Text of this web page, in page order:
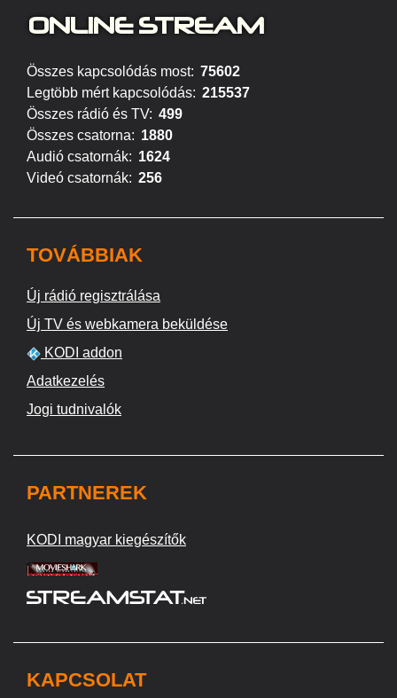
ONLINE STREAM
Összes kapcsolódás most: 75602
Legtöbb mért kapcsolódás: 215537
Összes rádió és TV: 499
Összes csatorna: 1880
Audió csatornák: 1624
Videó csatornák: 256
TOVÁBBIAK
Új rádió regisztrálása
Új TV és webkamera beküldése
KODI addon
Adatkezelés
Jogi tudnivalók
PARTNEREK
KODI magyar kiegészítők
KAPCSOLAT